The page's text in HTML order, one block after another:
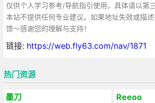
仅供个人学习参考/导航指引使用，具体请以第
本站不提供任何专业建议。如果地址失效或描
馈～感谢您的理解与支持！
链接: https://web.fly63.com/nav/1871
热门资源
墨刀 Reeoo